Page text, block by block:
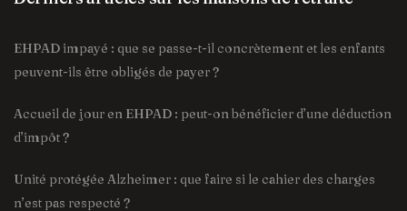
EHPAD impayé : que se passe-t-il concrètement et les enfants
peuvent-ils être obligés de payer ?
Accueil de jour en EHPAD : peut-on bénéficier d’une déduction
d’impôt ?
Unité protégée Alzheimer : que faire si le cahier des charges
n’est pas respecté ?